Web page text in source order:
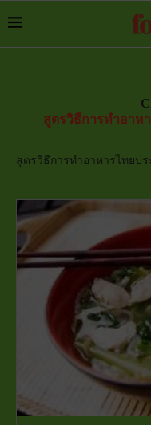
สูตรวิธีการทำอาห
สูตรวิธีการทำอาหารไทยป